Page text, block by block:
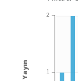
2
1
Yayın